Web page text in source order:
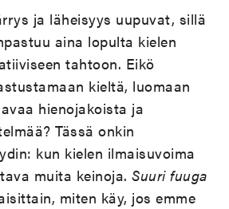
ja läheisyys uupuvat, sillä
aina lopulta kielen
tahtoon. Eikö
kieltä, luomaan
hienojakoista ja
Tässä onkin
kun kielen ilmaisuvoima
muita keinoja.Suuri fuuga
miten käy, jos emme